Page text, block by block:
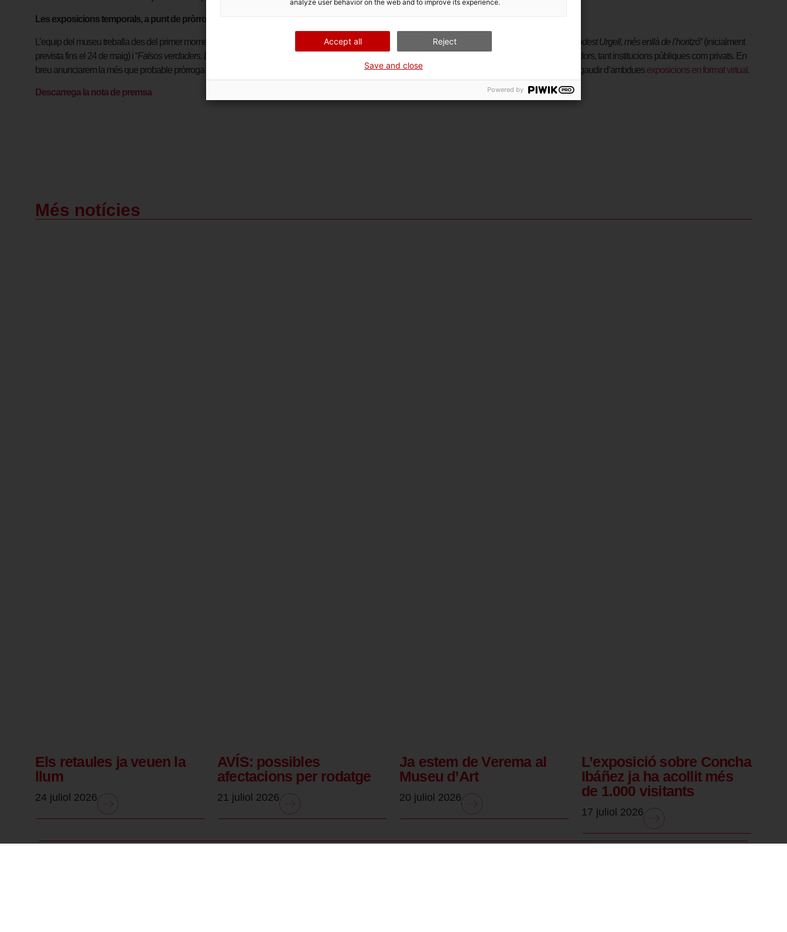
Les exposicions temporals, a punt de pròrroga
L’equip del museu treballa des del primer moment en la possibilitat de prorrogar les dues exposicions temporals en curs en el moment del tancament: “ Modest Urgell, més enllà de l’horitzó” (inicialment
prevista fins el 24 de maig) i “Falsos verdaders. L’art de l’engany
” (fins 13 de setembre), amb gran complicitat i excel·lent predisposició per part dels prestadors, tant institucions públiques com privats. En
breu anunciarem la més que probable pròrroga de “
” fins a finals de setembre de 2020. I entre tant, el Museu proposa gaudir d’ambdues exposicions en format virtual .
Descarrega la nota de premsa
Més notícies
Els retaules ja veuen la
llum
24 juliol 2026
AVÍS: possibles
afectacions per rodatge
21 juliol 2026
Ja estem de Verema al
Museu d’Art
20 juliol 2026
L’exposició sobre Concha
Ibáñez ja ha acollit més
de 1.000 visitants
17 juliol 2026
analyze user behavior on the web and to improve its experience.
Accept all Reject
Save and close
Powered by